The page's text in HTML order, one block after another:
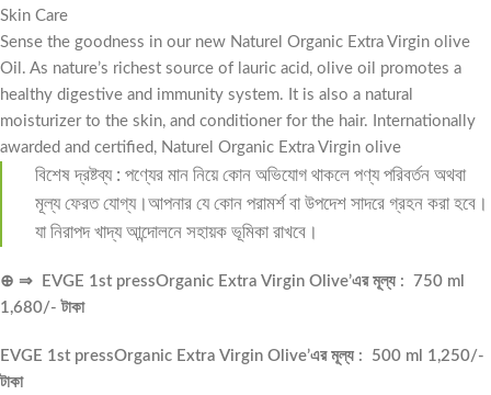
Skin Care
Sense the goodness in our new Naturel Organic Extra Virgin olive
Oil. As nature’s richest source of lauric acid, olive oil promotes a
healthy digestive and immunity system. It is also a natural
moisturizer to the skin, and conditioner for the hair. Internationally
awarded and certified, Naturel Organic Extra Virgin olive
বিশেষ দ্রষ্টব্য : পণ্যের মান নিয়ে কোন অভিযোগ থাকলে পণ্য পরিবর্তন অথবা
মূল্য ফেরত যোগ্য।আপনার যে কোন পরামর্শ বা উপদেশ সাদরে গ্রহন করা হবে।
যা নিরাপদ খাদ্য আন্দোলনে সহায়ক ভূমিকা রাখবে।
⊕ ⇒ EVGE 1st pressOrganic Extra Virgin Olive’এর মূল্য : 750 ml
1,680/- টাকা
EVGE 1st pressOrganic Extra Virgin Olive’এর মূল্য : 500 ml 1,250/-
টাকা